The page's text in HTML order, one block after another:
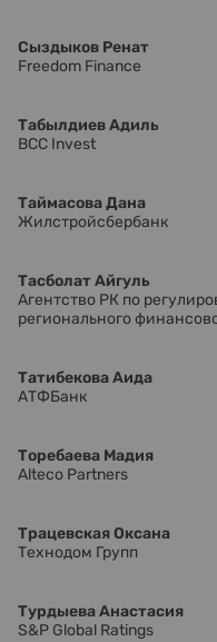
Сыздыков Ренат
Freedom Finance
Табылдиев Адиль
BCC Invest
Таймасова Дана
Жилстройсбербанк
Тасболат Айгуль
Агентство РК по
регионального
Татибекова Аида
АТФБанк
Торебаева Мадия
Altеco Partners
Трацевская Оксана
Технодом Групп
Турдыева Анастасия
S&P Global Ratings